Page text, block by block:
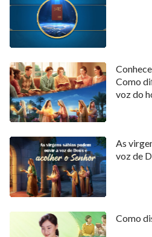
Como
voz do
As
voz de
Como